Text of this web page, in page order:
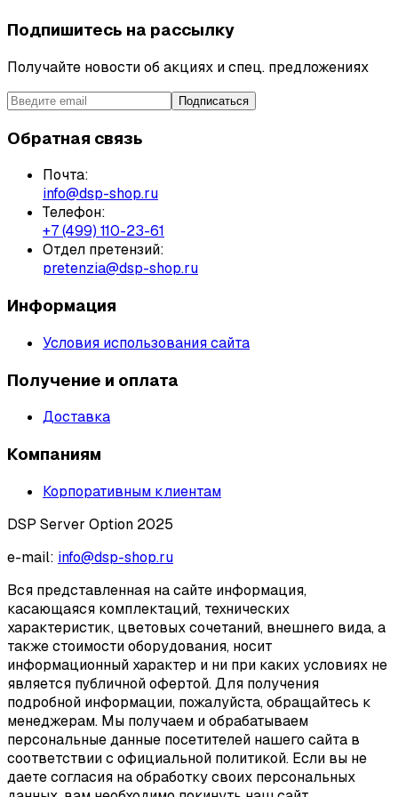
Подпишитесь на рассылку
Получайте новости об акциях и спец. предложениях
Подписаться
Обратная связь
Почта:
info@dsp-shop.ru
Телефон:
+7 (499) 110-23-61
Отдел претензий:
pretenzia@dsp-shop.ru
Информация
Условия использования сайта
Получение и оплата
Доставка
Компаниям
Корпоративным клиентам
DSP Server Option 2025
e-mail: info@dsp-shop.ru
Вся представленная на сайте информация,
касающаяся комплектаций, технических
характеристик, цветовых сочетаний, внешнего вида, а
также стоимости оборудования, носит
информационный характер и ни при каких условиях не
является публичной офертой. Для получения
подробной информации, пожалуйста, обращайтесь к
менеджерам. Мы получаем и обрабатываем
персональные данные посетителей нашего сайта в
соответствии с официальной политикой. Если вы не
даете согласия на обработку своих персональных